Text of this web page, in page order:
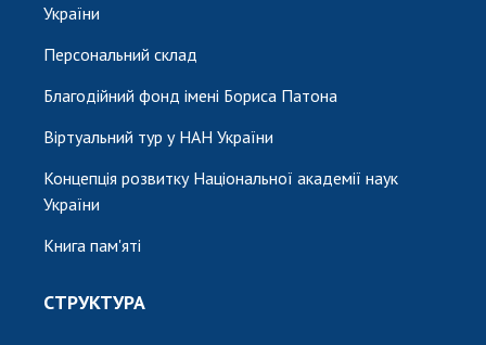
України
Персональний склад
Благодійний фонд імені Бориса Патона
Віртуальний тур у НАН України
Концепція розвитку Національної академії наук
України
Книга пам'яті
СТРУКТУРА